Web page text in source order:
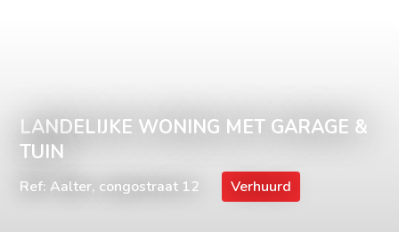
LANDELIJKE WONING MET GARAGE &
TUIN
Ref: Aalter, congostraat 12 Verhuurd